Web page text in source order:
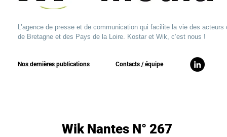
L’agence de presse et de communication qui facilite la vie des acteurs
de Bretagne et des Pays de la Loire. Kostar et Wik, c’est nous !
Nos dernières publications ​Contacts / équipe​
Wik Nantes N° 267